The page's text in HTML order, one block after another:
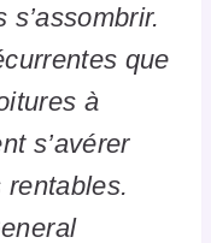
que
à
s’avérer